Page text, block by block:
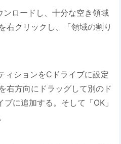
ンロードし、十分な空き領域
右クリックし、「領域の割り
ィションをCドライブに設定
右方向にドラッグして別のド
に追加する。そして「OK」